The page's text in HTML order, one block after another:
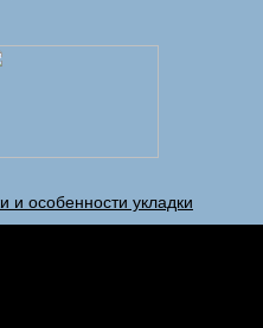
и особенности укладки